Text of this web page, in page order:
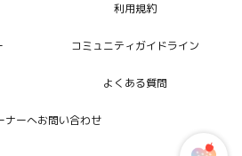
利用規約
コミュニティガイドライン
よくある質問
ナーへお問い合わせ